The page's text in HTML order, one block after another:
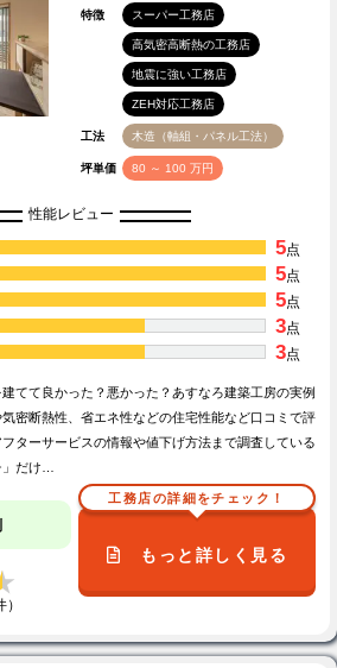
特徴 スーパー工務店
高気密高断熱の工務店
地震に強い工務店
ZEH対応工務店
工法 木造（軸組・パネル工法）
坪単価 80 ～ 100 万円
性能レビュー
5点
5点
5点
3点
3点
てて良かった？悪かった？あすなろ建築工房の実例
密断熱性、省エネ性などの住宅性能など口コミで評
ターサービスの情報や値下げ方法まで調査している
だけ…
）
工務店の詳細をチェック！
もっと詳しく見る